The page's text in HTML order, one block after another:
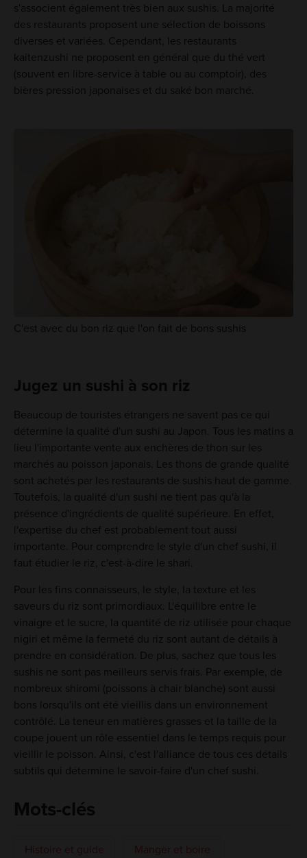
s'associent également très bien aux sushis. La majorité
des restaurants proposent une sélection de boissons
diverses et variées. Cependant, les restaurants
kaitenzushi ne proposent en général que du thé vert
(souvent en libre-service à table ou au comptoir), des
bières pression japonaises et du saké bon marché.
C'est avec du bon riz que l'on fait de bons sushis
Jugez un sushi à son riz
Beaucoup de touristes étrangers ne savent pas ce qui
détermine la qualité d'un sushi au Japon. Tous les matins a
lieu l'importante vente aux enchères de thon sur les
marchés au poisson japonais. Les thons de grande qualité
sont achetés par les restaurants de sushis haut de gamme.
Toutefois, la qualité d'un sushi ne tient pas qu'à la
présence d'ingrédients de qualité supérieure. En effet,
l'expertise du chef est probablement tout aussi
importante. Pour comprendre le style d'un chef sushi, il
faut étudier le riz, c'est-à-dire le shari.
Pour les fins connaisseurs, le style, la texture et les
saveurs du riz sont primordiaux. L'équilibre entre le
vinaigre et le sucre, la quantité de riz utilisée pour chaque
nigiri et même la fermeté du riz sont autant de détails à
prendre en considération. De plus, sachez que tous les
sushis ne sont pas meilleurs servis frais. Par exemple, de
nombreux shiromi (poissons à chair blanche) sont aussi
bons lorsqu'ils ont été vieillis dans un environnement
contrôlé. La teneur en matières grasses et la taille de la
coupe jouent un rôle essentiel dans le temps requis pour
vieillir le poisson. Ainsi, c'est l'alliance de tous ces détails
subtils qui détermine le savoir-faire d'un chef sushi.
Mots-clés
Histoire et guide Manger et boire